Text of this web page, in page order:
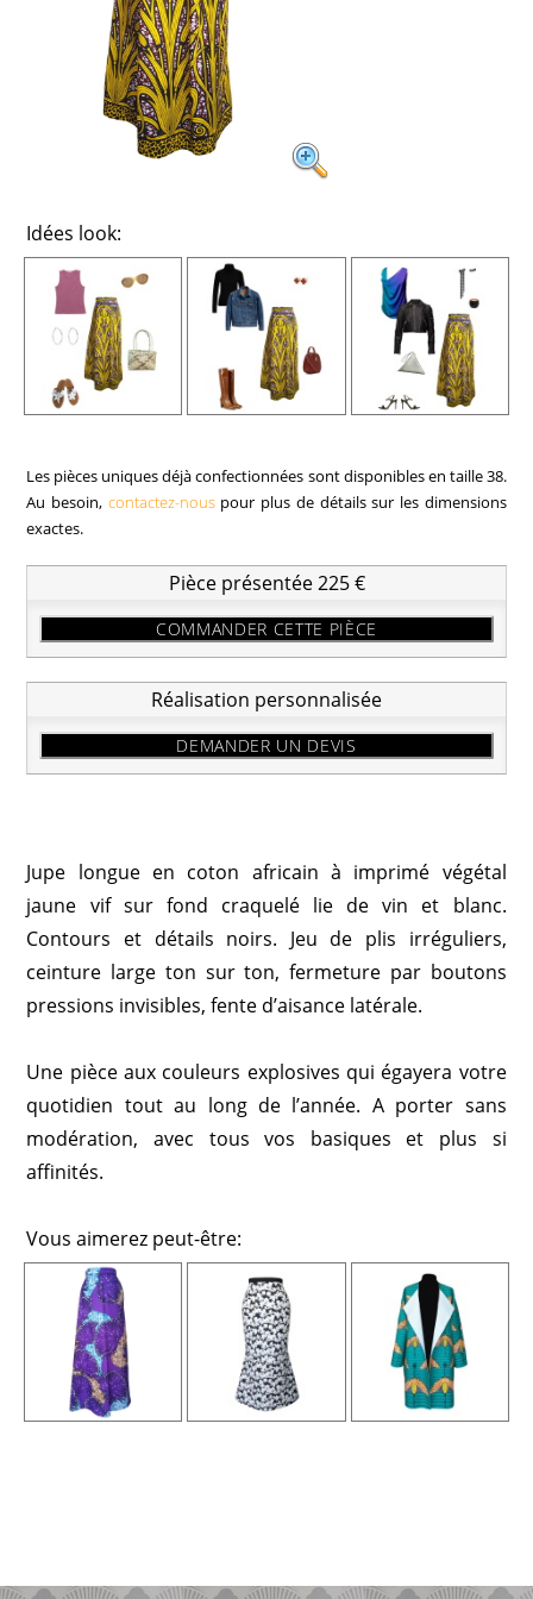
Idées look:
Les pièces uniques déjà confectionnées sont disponibles en taille 38.
Au besoin, contactez-nouspour plus de détails sur les dimensions
exactes.
Pièce présentée 225 €
COMMANDER CETTE PIÈCE
Réalisation personnalisée
DEMANDER UN DEVIS
Jupe longue en coton africain à imprimé végétal
jaune vif sur fond craquelé lie de vin et blanc.
Contours et détails noirs. Jeu de plis irréguliers,
ceinture large ton sur ton, fermeture par boutons
pressions invisibles, fente d’aisance latérale.
Une pièce aux couleurs explosives qui égayera votre
quotidien tout au long de l’année. A porter sans
modération, avec tous vos basiques et plus si
affinités.
Vous aimerez peut-être: